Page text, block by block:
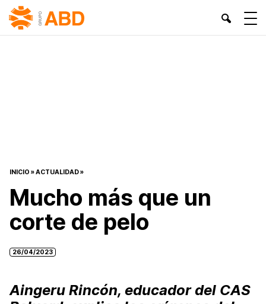
INICIO »ACTUALIDAD»
Mucho más que un
corte de pelo
26/04/2023
Aingeru Rincón, educador del CAS